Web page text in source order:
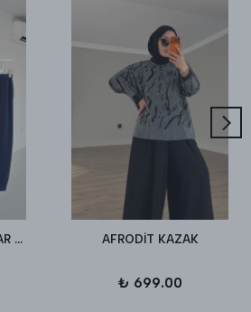
AÇELYA TENSEL ŞALVAR PANTALON AFRODİT KAZAK
₺ 699.00